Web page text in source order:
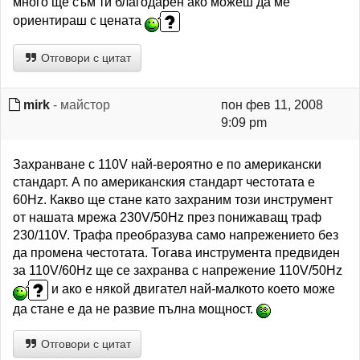
ориентираш с цената
Отговори с цитат
mirk - майстор
пон фев 11, 2008
9:09 pm
Захранване с 110V най-вероятно е по американски
стандарт. А по американския стандарт честотата е
60Hz. Какво ще стане като захраним този инструмент
от нашата мрежа 230V/50Hz през понижаващ траф
230/110V. Трафа преобразува само напрежението без
да промена честотата. Тогава инструмента предвиден
за 110V/60Hz ще се захранва с напрежение 110V/50Hz
и ако е някой двигател най-малкото което може
да стане е да не развие пълна мощност.
Отговори с цитат